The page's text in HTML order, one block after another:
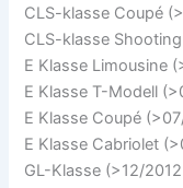
CLS-klasse Coupé
CLS-klasse
E Klasse Limousine
E Klasse T-Modell
E Klasse Coupé
E Klasse Cabriolet
GL-Klasse (>12/